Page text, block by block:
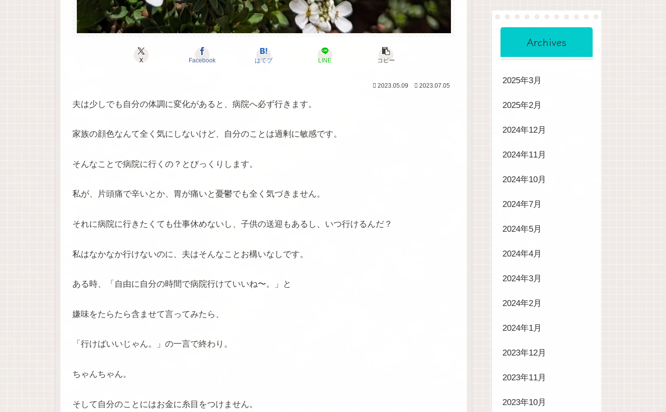
X Facebook はてブ LINE コピー
2023.05.09 2023.07.05
夫は少しでも自分の体調に変化があると、病院へ必ず行きます。
家族の顔色なんて全く気にしないけど、自分のことは過剰に敏感です。
そんなことで病院に行くの？とびっくりします。
私が、片頭痛で辛いとか、胃が痛いと憂鬱でも全く気づきません。
それに病院に行きたくても仕事休めないし、子供の送迎もあるし、いつ行けるんだ？
私はなかなか行けないのに、夫はそんなことお構いなしです。
ある時、「自由に自分の時間で病院行けていいね〜。」と
嫌味をたらたら含ませて言ってみたら、
「行けばいいじゃん。」の一言で終わり。
ちゃんちゃん。
そして自分のことにはお金に糸目をつけません。
Archives
2025年3月
2025年2月
2024年12月
2024年11月
2024年10月
2024年7月
2024年5月
2024年4月
2024年3月
2024年2月
2024年1月
2023年12月
2023年11月
2023年10月